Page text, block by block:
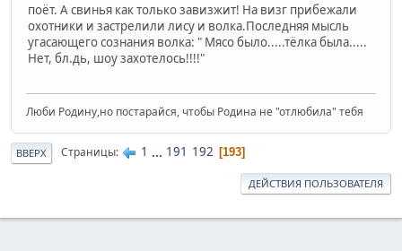
поёт. А свинья как только завизжит! На визг прибежали
охотники и застрелили лису и волка.Последняя мысль
угасающего сознания волка: " Мясо было.....тёлка была.....
Нет, бл.дь, шоу захотелось!!!!"
Люби Родину,но постарайся, чтобы Родина не "отлюбила" тебя
ВВЕРХ Страницы 1 ... 191 192 193
ДЕЙСТВИЯ ПОЛЬЗОВАТЕЛЯ